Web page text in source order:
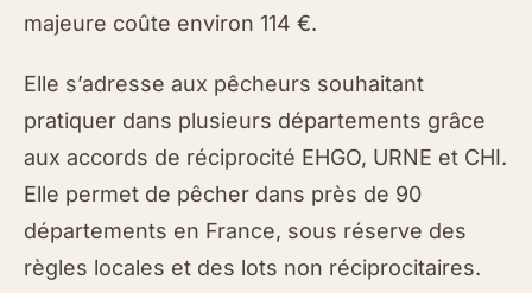
majeure coûte environ 114 €.
Elle s’adresse aux pêcheurs souhaitant
pratiquer dans plusieurs départements grâce
aux accords de réciprocité EHGO, URNE et CHI.
Elle permet de pêcher dans près de 90
départements en France, sous réserve des
règles locales et des lots non réciprocitaires.